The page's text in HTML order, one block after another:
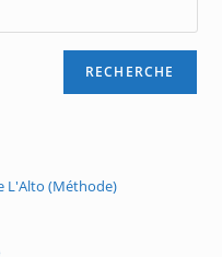
RECHERCHE
L'Alto (méthode)